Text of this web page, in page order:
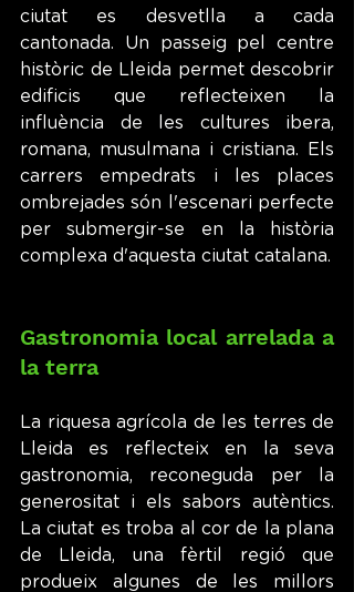
ciutat es desvetlla a cada
cantonada. Un passeig pel centre
històric de Lleida permet descobrir
edificis que reflecteixen la
influència de les cultures ibera,
romana, musulmana i cristiana. Els
carrers empedrats i les places
ombrejades són l'escenari perfecte
per submergir-se en la història
complexa d'aquesta ciutat catalana.
Gastronomia local arrelada a
la terra
La riquesa agrícola de les terres de
Lleida es reflecteix en la seva
gastronomia, reconeguda per la
generositat i els sabors autèntics.
La ciutat es troba al cor de la plana
de Lleida, una fèrtil regió que
produeix algunes de les millors